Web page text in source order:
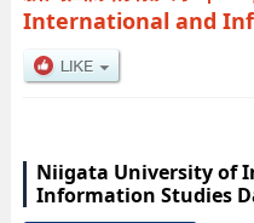
International and
Niigata University of
Information Studies